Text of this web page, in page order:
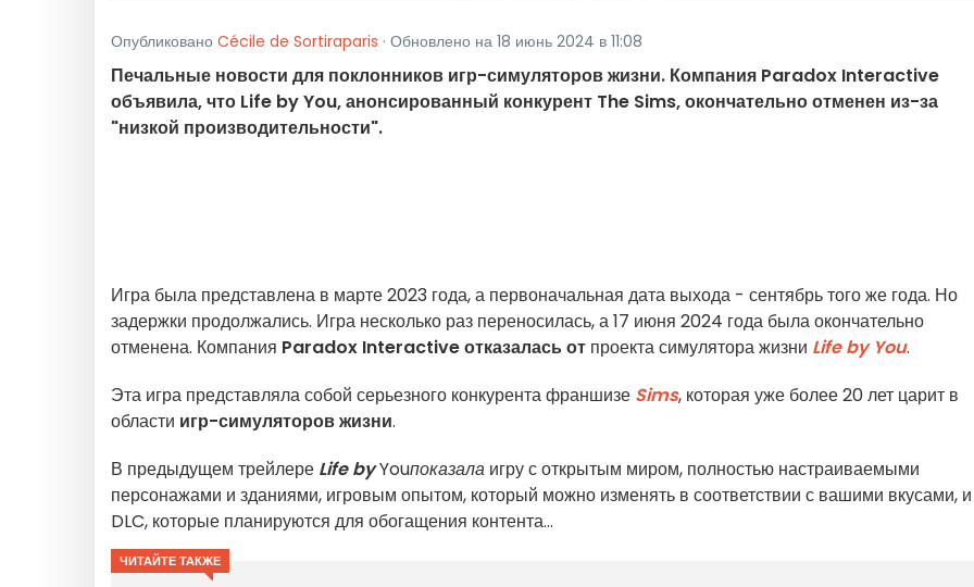
Опубликовано Cécile de Sortiraparis · Обновлено на 18 июнь 2024 в 11:08
Печальные новости для поклонников игр-симуляторов жизни. Компания Paradox Interactive
объявила, что Life by You, анонсированный конкурент The Sims, окончательно отменен из-за
"низкой производительности".
Игра была представлена в марте 2023 года, а первоначальная дата выхода - сентябрь того же года. Но
задержки продолжались. Игра несколько раз переносилась, а 17 июня 2024 года была окончательно
отменена. Компания Paradox Interactiveотказалась от проекта симулятора жизни Life by You.
Эта игра представляла собой серьезного конкурента франшизе Sims, которая уже более 20 лет царит в
области игр-симуляторов жизни.
В предыдущем трейлере Life byYouпоказала игру с открытым миром, полностью настраиваемыми
персонажами и зданиями, игровым опытом, который можно изменять в соответствии с вашими вкусами, и
DLC, которые планируются для обогащения контента...
ЧИТАЙТЕ ТАКЖЕ